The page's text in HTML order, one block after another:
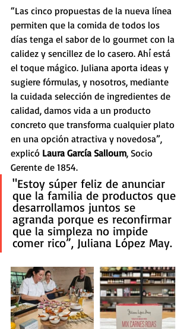
“Las cinco propuestas de la nueva línea
permiten que la comida de todos los
días tenga el sabor de lo gourmet con la
calidez y sencillez de lo casero. Ahí́ está
el toque mágico. Juliana aporta ideas y
sugiere fórmulas, y nosotros, mediante
la cuidada selección de ingredientes de
calidad, damos vida a un producto
concreto que transforma cualquier plato
en una opción atractiva y novedosa”,
explicó Laura García Salloum, Socio
Gerente de 1854.
"Estoy súper feliz de anunciar
que la familia de productos que
desarrollamos juntos se
agranda porque es reconfirmar
que la simpleza no impide
comer rico”, Juliana López May.